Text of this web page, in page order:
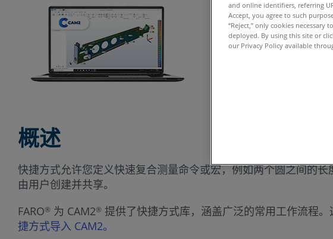
概述
快捷方式允许您定义快速复合测量命令或宏，例如两个圆之间的
由用户创建并共享。
FARO® 为 CAM2® 提供了快捷方式库，涵盖广泛的常用工作流程
捷方式导入 CAM2。
and online identifiers, referring
Accept, you agree to such
“Reject,” only cookies
deployed. By using this site or
our Privacy Policy available